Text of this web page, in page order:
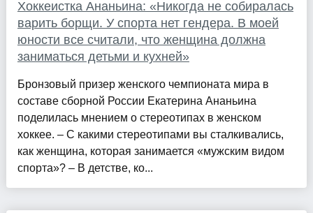
Хоккеистка Ананьина: «Никогда не собиралась
варить борщи. У спорта нет гендера. В моей
юности все считали, что женщина должна
заниматься детьми и кухней»
Бронзовый призер женского чемпионата мира в
составе сборной России Екатерина Ананьина
поделилась мнением о стереотипах в женском
хоккее. – С какими стереотипами вы сталкивались,
как женщина, которая занимается «мужским видом
спорта»? – В детстве, ко...